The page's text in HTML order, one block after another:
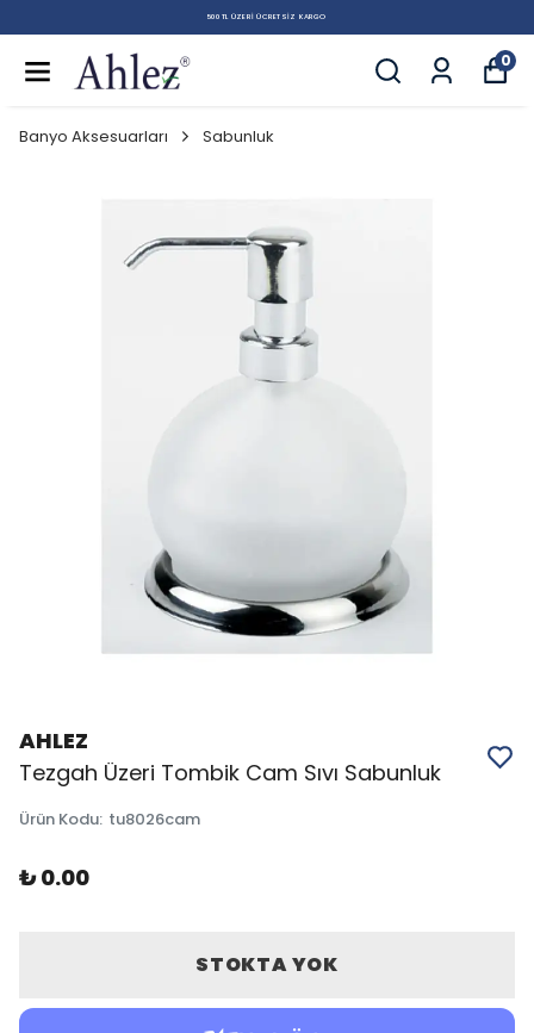
500 TL ÜZERI ÜCRETSIZ KARGO
0
Banyo Aksesuarları Sabunluk
AHLEZ
Tezgah Üzeri Tombik Cam Sıvı Sabunluk
Ürün Kodu: tu8026cam
₺ 0.00
STOKTA YOK